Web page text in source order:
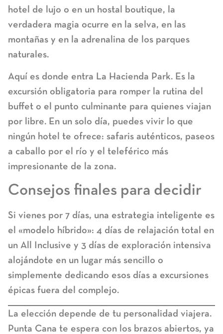
hotel de lujo o en un hostal boutique, la
verdadera magia ocurre en la selva, en las
montañas y en la adrenalina de los parques
naturales.
Aquí es donde entra La Hacienda Park. Es la
excursión obligatoria para romper la rutina del
buffet o el punto culminante para quienes viajan
por libre. En un solo día, puedes vivir lo que
ningún hotel te ofrece: safaris auténticos, paseos
a caballo por el río y el teleférico más
impresionante de la zona.
Consejos finales para decidir
Si vienes por 7 días, una estrategia inteligente es
el «modelo híbrido»: 4 días de relajación total en
un All Inclusive y 3 días de exploración intensiva
alojándote en un lugar más sencillo o
simplemente dedicando esos días a excursiones
épicas fuera del complejo.
La elección depende de tu personalidad viajera.
Punta Cana te espera con los brazos abiertos, ya